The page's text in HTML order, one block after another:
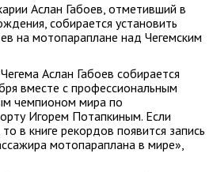
Аслан Габоев, отметивший в
собирается установить
на мотопараплане над Чегемским
Аслан Габоев собирается
вместе с профессиональным
чемпионом мира по
Игорем Потапкиным. Если
в книге рекордов появится запись
мотопараплана в мире»,